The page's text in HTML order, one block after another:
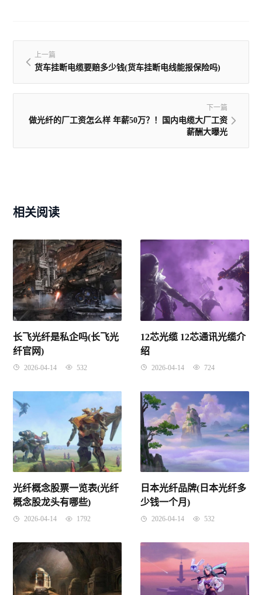
上一篇
货车挂断电缆要赔多少钱(货车挂断电线能报保险吗)
下一篇
做光纤的厂工资怎么样 年薪50万？！国内电缆大厂工资
薪酬大曝光
相关阅读
长飞光纤是私企吗(长飞光
纤官网)
2026-04-14 532
12芯光缆 12芯通讯光缆介
绍
2026-04-14 724
光纤概念股票一览表(光纤
概念股龙头有哪些)
2026-04-14 1792
日本光纤品牌(日本光纤多
少钱一个月)
2026-04-14 532